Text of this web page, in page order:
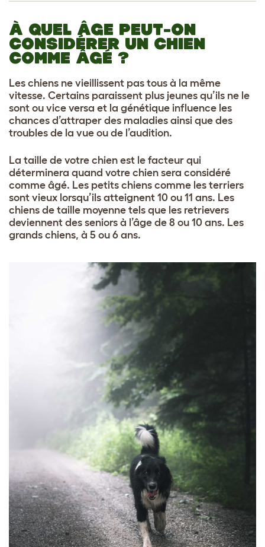
À QUEL ÂGE PEUT-ON
CONSIDÉRER UN CHIEN
COMME ÂGÉ ?
Les chiens ne vieillissent pas tous à la même
vitesse. Certains paraissent plus jeunes qu’ils ne le
sont ou vice versa et la génétique influence les
chances d’attraper des maladies ainsi que des
troubles de la vue ou de l’audition.
La taille de votre chien est le facteur qui
déterminera quand votre chien sera considéré
comme âgé. Les petits chiens comme les terriers
sont vieux lorsqu’ils atteignent 10 ou 11 ans. Les
chiens de taille moyenne tels que les retrievers
deviennent des seniors à l’âge de 8 ou 10 ans. Les
grands chiens, à 5 ou 6 ans.